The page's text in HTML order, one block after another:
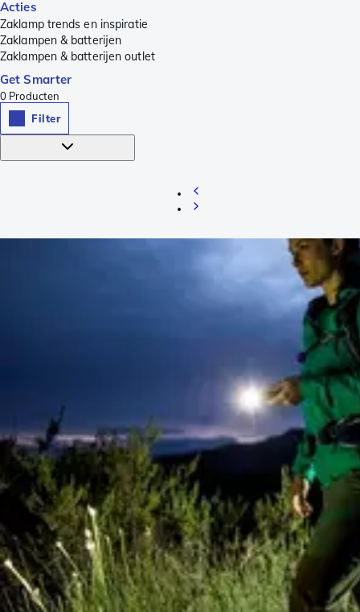
Acties
Zaklamp trends en inspiratie
Zaklampen & batterijen
Zaklampen & batterijen outlet
Get Smarter
0 Producten
Filter